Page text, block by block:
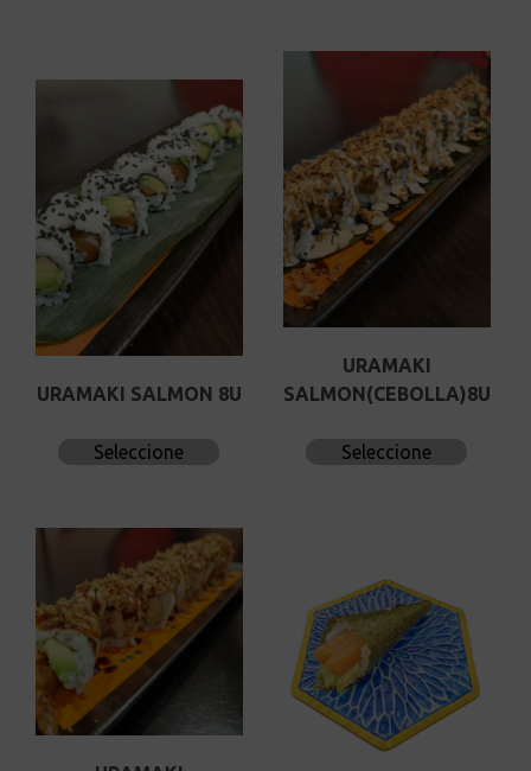
URAMAKI SALMON 8U
Seleccione
URAMAKI
SALMON(CEBOLLA)8U
Seleccione